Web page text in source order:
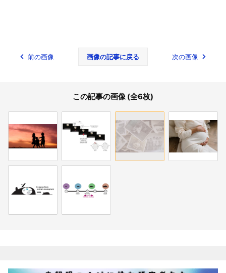
前の画像 画像の記事に戻る 次の画像
この記事の画像 (全6枚)